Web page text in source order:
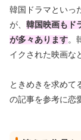
韓国ドラマといっ
が、 韓国映画もド
が多々あります。
イクされた映画な
ときめきを求めて
の記事を参考に恋